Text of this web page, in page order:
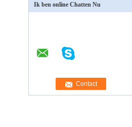
Ik ben online Chatten Nu